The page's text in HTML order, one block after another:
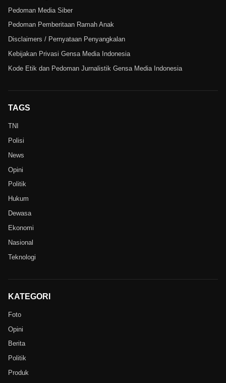
Pedoman Media Siber
Pedoman Pemberitaan Ramah Anak
Disclaimers / Pernyataan Penyangkalan
Kebijakan Privasi Gensa Media Indonesia
Kode Etik dan Pedoman Jurnalistik Gensa Media Indonesia
TAGS
TNI
Polisi
News
Opini
Politik
Hukum
Dewasa
Ekonomi
Nasional
Teknologi
KATEGORI
Foto
Opini
Berita
Politik
Produk